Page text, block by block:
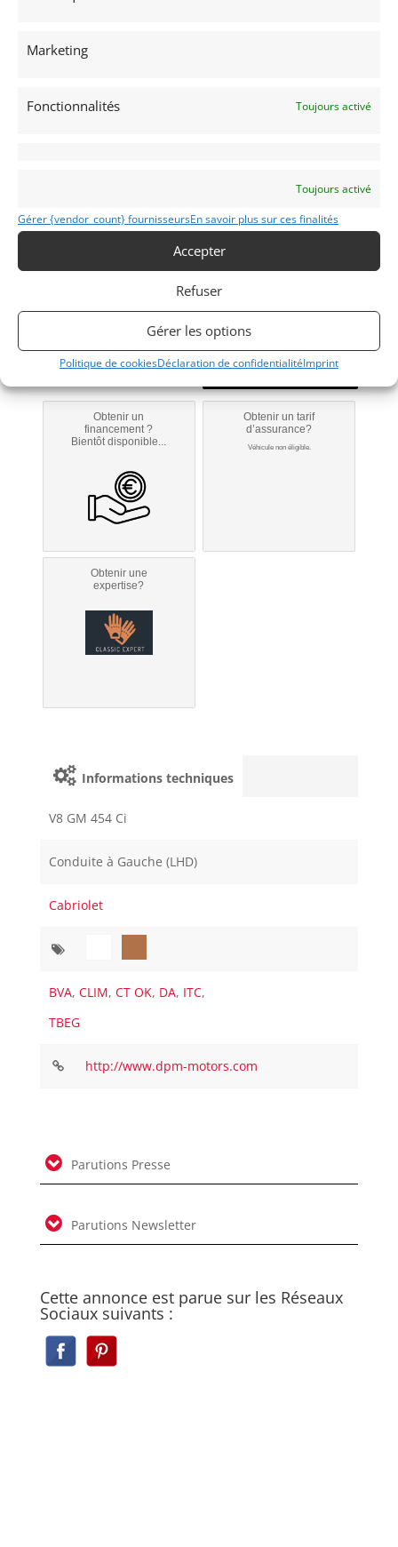
Marketing
Fonctionnalités Toujours activé
Toujours activé
Gérer {vendor_count} fournisseursEn savoir plus sur ces finalités
Accepter
Refuser
Gérer les options
Politique de cookiesDéclaration de confidentialitéImprint
AUTO
Voitures de collection
1979
Modifier mon annonce
Obtenir un
financement ?
Bientôt disponible...
Obtenir un tarif
d’assurance?
Véhicule non éligible.
Obtenir une
expertise?
Informations techniques
V8 GM 454 Ci
Conduite à Gauche (LHD)
Cabriolet
BVA,CLIM,CT OK, DA, ITC,
TBEG
http://www.dpm-motors.com
Parutions Presse
Parutions Newsletter
Cette annonce est parue sur les Réseaux
Sociaux suivants :